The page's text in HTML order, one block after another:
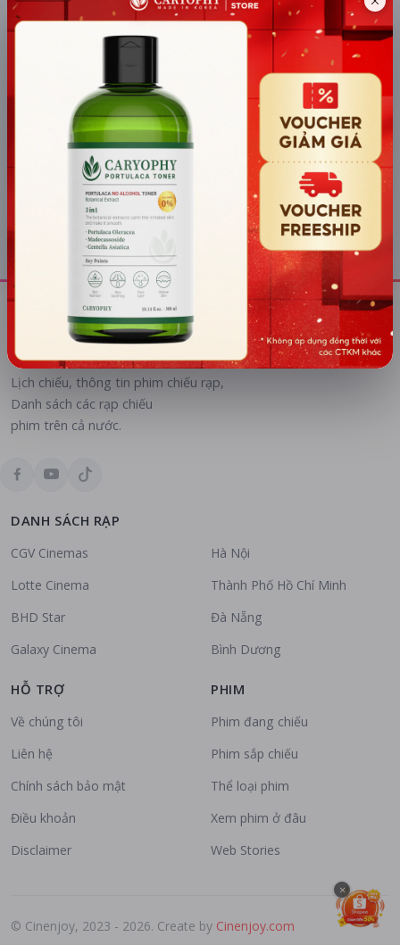
Long An
Tiền Giang Bến Tre
Trà Vinh
Đồng Tháp
Kiên Giang
Hậu Giang Cà Mau
HỆ THỐNG RẠP
Tất cả hệ thống
Lịch chiếu các chuỗi rạp tại Kon Tum:
CGV Cinemas
Lịch chiếu, thông tin phim chiếu rạp,
Danh sách các rạp chiếu
phim trên cả nước.
DANH SÁCH RẠP
CGV Cinemas
Lotte Cinema
BHD Star
Galaxy Cinema
Hà Nội
Thành Phố Hồ Chí Minh
Đà Nẵng
Bình Dương
HỖ TRỢ
Về chúng tôi
Liên hệ
Chính sách bảo mật
Điều khoản
Disclaimer
PHIM
Phim đang chiếu
Phim sắp chiếu
Thể loại phim
Xem phim ở đâu
Web Stories
© Cinenjoy, 2023 - 2026. Create by Cinenjoy.com
×